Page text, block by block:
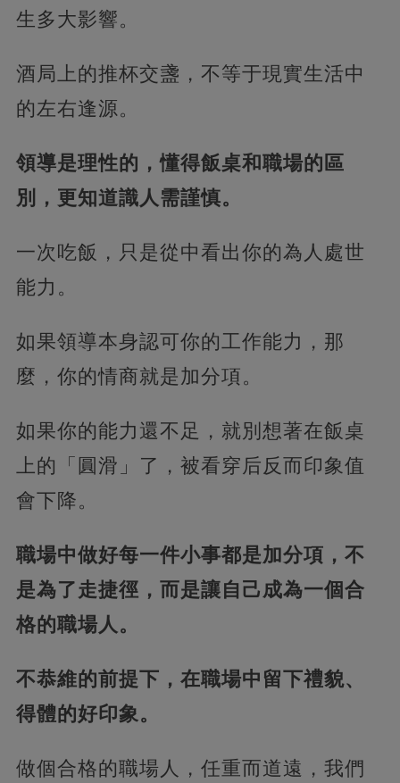
生多大影響。
酒局上的推杯交盞，不等于現實生活中
的左右逢源。
領導是理性的，懂得飯桌和職場的區
別，更知道識人需謹慎。
一次吃飯，只是從中看出你的為人處世
能力。
如果領導本身認可你的工作能力，那
麼，你的情商就是加分項。
如果你的能力還不足，就別想著在飯桌
上的「圓滑」了，被看穿后反而印象值
會下降。
職場中做好每一件小事都是加分項，不
是為了走捷徑，而是讓自己成為一個合
格的職場人。
不恭維的前提下，在職場中留下禮貌、
得體的好印象。
做個合格的職場人，任重而道遠，我們